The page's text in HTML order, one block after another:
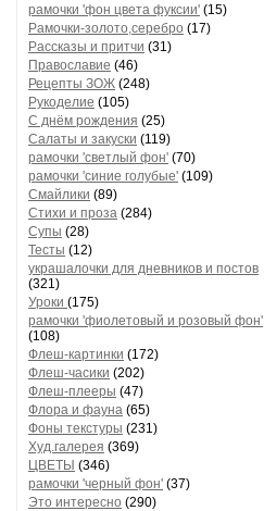
рамочки 'фон цвета фуксии' (15)
Рамочки-золото,серебро (17)
Рассказы и притчи (31)
Православие (46)
Рецепты ЗОЖ (248)
Рукоделие (105)
С днём рождения (25)
Салаты и закуски (119)
рамочки 'светлый фон' (70)
рамочки 'синие голубые' (109)
Смайлики (89)
Стихи и проза (284)
Супы (28)
Тесты (12)
украшалочки для дневников и постов
(321)
Уроки (175)
рамочки 'фиолетовый и розовый фон'
(108)
Флеш-картинки (172)
Флеш-часики (202)
Флеш-плееры (47)
Флора и фауна (65)
Фоны текстуры (231)
Худ.галерея (369)
ЦВЕТЫ (346)
рамочки 'черный фон' (37)
Это интересно (290)